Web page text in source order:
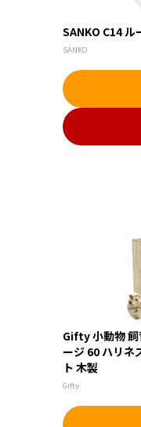
SANKO C14 ル
SANKO
Gifty 小動物 飼
ージ 60 ハリネ
ト 木製
Gifty